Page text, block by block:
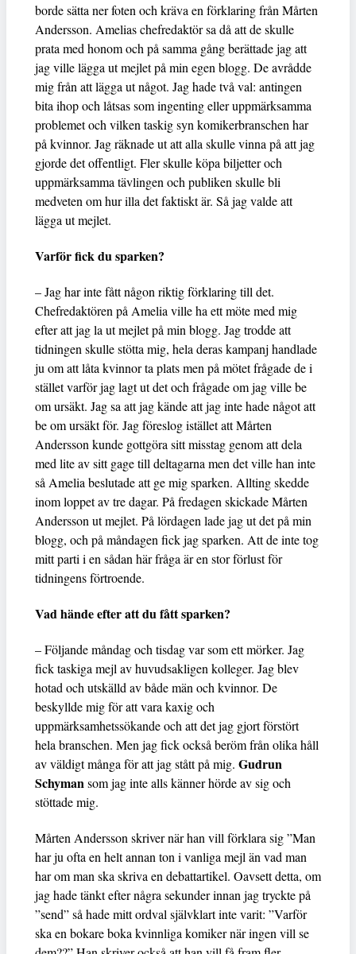
borde sätta ner foten och kräva en förklaring från Mårten
Andersson. Amelias chefredaktör sa då att de skulle
prata med honom och på samma gång berättade jag att
jag ville lägga ut mejlet på min egen blogg. De avrådde
mig från att lägga ut något. Jag hade två val: antingen
bita ihop och låtsas som ingenting eller uppmärksamma
problemet och vilken taskig syn komikerbranschen har
på kvinnor. Jag räknade ut att alla skulle vinna på att jag
gjorde det offentligt. Fler skulle köpa biljetter och
uppmärksamma tävlingen och publiken skulle bli
medveten om hur illa det faktiskt är. Så jag valde att
lägga ut mejlet.
Varför fick du sparken?
– Jag har inte fått någon riktig förklaring till det.
Chefredaktören på Amelia ville ha ett möte med mig
efter att jag la ut mejlet på min blogg. Jag trodde att
tidningen skulle stötta mig, hela deras kampanj handlade
ju om att låta kvinnor ta plats men på mötet frågade de i
stället varför jag lagt ut det och frågade om jag ville be
om ursäkt. Jag sa att jag kände att jag inte hade något att
be om ursäkt för. Jag föreslog istället att Mårten
Andersson kunde gottgöra sitt misstag genom att dela
med lite av sitt gage till deltagarna men det ville han inte
så Amelia beslutade att ge mig sparken. Allting skedde
inom loppet av tre dagar. På fredagen skickade Mårten
Andersson ut mejlet. På lördagen lade jag ut det på min
blogg, och på måndagen fick jag sparken. Att de inte tog
mitt parti i en sådan här fråga är en stor förlust för
tidningens förtroende.
Vad hände efter att du fått sparken?
– Följande måndag och tisdag var som ett mörker. Jag
fick taskiga mejl av huvudsakligen kolleger. Jag blev
hotad och utskälld av både män och kvinnor. De
beskyllde mig för att vara kaxig och
uppmärksamhetssökande och att det jag gjort förstört
hela branschen. Men jag fick också beröm från olika håll
av väldigt många för att jag stått på mig. Gudrun
Schymansom jag inte alls känner hörde av sig och
stöttade mig.
Mårten Andersson skriver när han vill förklara sig ”Man
har ju ofta en helt annan ton i vanliga mejl än vad man
har om man ska skriva en debattartikel. Oavsett detta, om
jag hade tänkt efter några sekunder innan jag tryckte på
”send” så hade mitt ordval självklart inte varit: ”Varför
ska en bokare boka kvinnliga komiker när ingen vill se